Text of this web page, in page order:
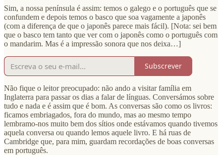
Sim, a nossa península é assim: temos o galego e o português que se
confundem e depois temos o basco que soa vagamente a japonês
(com a diferença de que o japonês parece mais fácil). [Nota: sei bem
que o basco tem tanto que ver com o japonês como o português com
o mandarim. Mas é a impressão sonora que nos deixa…]
Subscrever
Não fique o leitor preocupado: não ando a visitar família em
Inglaterra para passar os dias a falar de línguas. Conversámos sobre
tudo e nada e é assim que é bom. As conversas são como os livros:
ficamos embriagados, fora do mundo, mas ao mesmo tempo
lembramo-nos muito bem dos sítios onde estávamos quando tivemos
aquela conversa ou quando lemos aquele livro. E há ruas de
Cambridge que, para mim, guardam recordações de boas conversas
em português.